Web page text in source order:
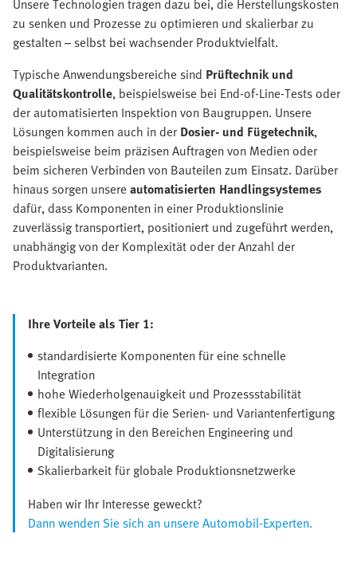
Unsere Technologien tragen dazu bei, die Herstellungskosten
zu senken und Prozesse zu optimieren und skalierbar zu
gestalten – selbst bei wachsender Produktvielfalt.
Typische Anwendungsbereiche sind Prüftechnik und
Qualitätskontrolle, beispielsweise bei End-of-Line-Tests oder
der automatisierten Inspektion von Baugruppen. Unsere
Lösungen kommen auch in der Dosier- und Fügetechnik,
beispielsweise beim präzisen Auftragen von Medien oder
beim sicheren Verbinden von Bauteilen zum Einsatz. Darüber
hinaus sorgen unsereautomatisierten Handlingsystemes
dafür, dass Komponenten in einer Produktionslinie
zuverlässig transportiert, positioniert und zugeführt werden,
unabhängig von der Komplexität oder der Anzahl der
Produktvarianten.
Ihre Vorteile als Tier 1:
standardisierte Komponenten für eine schnelle
Integration
hohe Wiederholgenauigkeit und Prozessstabilität
flexible Lösungen für die Serien- und Variantenfertigung
Unterstützung in den Bereichen Engineering und
Digitalisierung
Skalierbarkeit für globale Produktionsnetzwerke
Haben wir Ihr Interesse geweckt?
Dann wenden Sie sich an unsere Automobil-Experten.